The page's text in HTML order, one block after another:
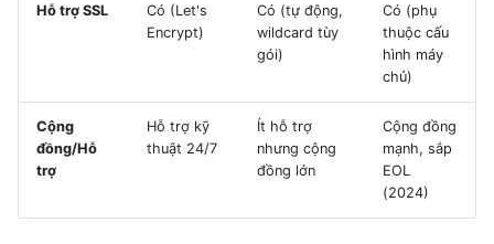
Hỗ trợ SSL
Có (Let's
Encrypt)
Có (tự động,
wildcard tùy
gói)
Có (phụ
thuộc cấu
hình máy
chủ)
Cộng
đồng/Hỗ
trợ
Hỗ trợ kỹ
thuật 24/7
Ít hỗ trợ
nhưng cộng
đồng lớn
Cộng đồng
mạnh, sắp
EOL
(2024)